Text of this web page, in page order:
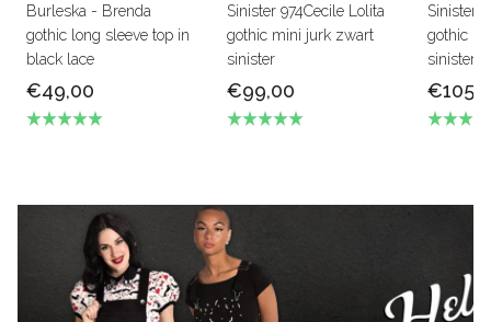
Burleska - Brenda
gothic long sleeve top in
black lace
€49,00
Sinister 974Cecile Lolita
gothic mini jurk zwart
sinister
€99,00
Sinister
gothic
sinister